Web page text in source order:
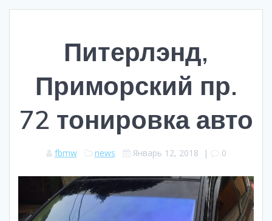
Питерлэнд,
Приморский пр.
72 тонировка авто
fbmw news Январь 12, 2018 | 0